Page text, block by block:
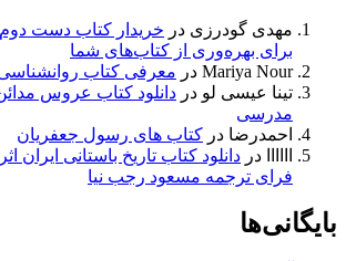
مهدی گودرزی در خریدار کتاب دست
برای بهره‌وری از کتاب‌های شما
Mariya Nour در معرفی کتاب
تینا عیسی لو در دانلود کتاب عروس مدائن
مدرسی
احمدرضا در کتاب های رسول جعفریان
در دانلود کتاب تاریخ باستانی ایران
فرای ترجمه مسعود رجب نیا
بایگانی‌ها